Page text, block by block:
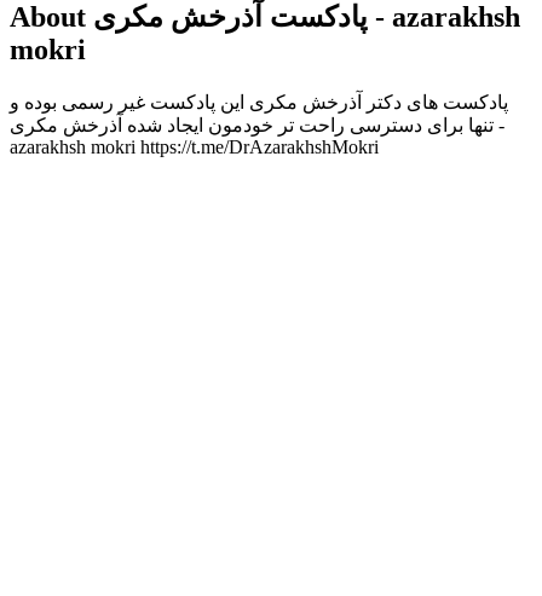
About پادکست آذرخش مکری - azarakhsh
mokri
پادکست های دکتر آذرخش مکری این پادکست غیر رسمی بوده و
تنها برای دسترسی راحت تر خودمون ایجاد شده آذرخش مکری -
azarakhsh mokri https://t.me/DrAzarakhshMokri